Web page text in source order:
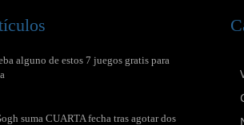
alguno de estos 7 juegos gratis para
suma CUARTA fecha tras agotar dos